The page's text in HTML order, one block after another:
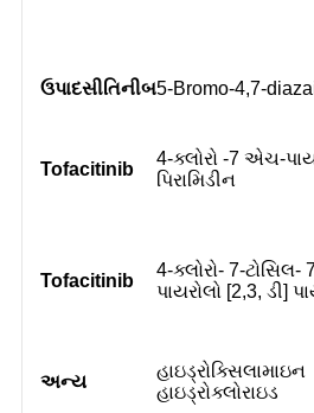
ઉપાદસીતિનીબ5-Bromo-4,7-
Tofacitinib
4-ક્લોરો -7 એચ-
પિરામિડીન
Tofacitinib
4-ક્લોરો- 7-
પાયરોલો [2,3, ડી]
અન્ય
હાઇડ્રોક્સિલામાઇન
હાઇડ્રોક્લોરાઇડ